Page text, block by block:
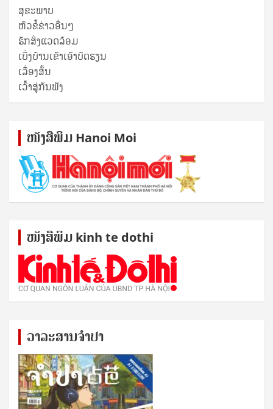
ສຸ​ຂະ​ພາບ
ຫົວຂໍ້ຂ່າວອື່ນໆ
ຮັກສິ່ງແວດລ້ອມ
ເບິ່ງບ້ານເຂົາເອົາບົດຮຽນ
ເລື່ອງສັ້ນ
ເວົ້າສູ່ກັນຟັງ
ໜັງ​ສື​ພິມ Hanoi Moi
ໜັງ​ສື​ພິມ kinh te dothi
ວາລະສານຈຳປາ